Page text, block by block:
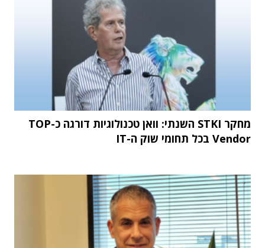
מחקר STKI השנתי: וואן טכנולוגיות דורגה כ-TOP
Vendor בכל תחומי שוק ה-IT